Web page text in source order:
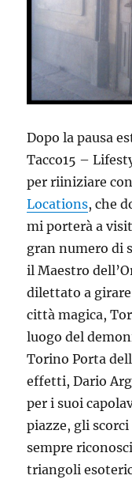
Dopo la pausa
Tacco15 –
per riiniziare
Locations, che
mi porterà a
gran numero di
il Maestro
dilettato a
città magica,
luogo del
Torino Porta
effetti, Dario
per i suoi
piazze, gli
sempre
triangoli